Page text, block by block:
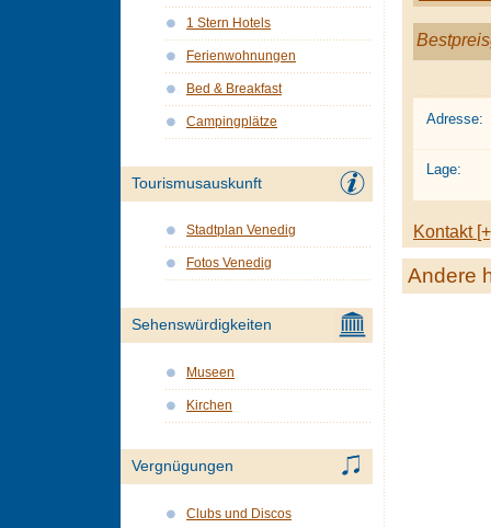
Adresse:
Lage:
Kontakt
Andere
1 Stern Hotels
Ferienwohnungen
Bed & Breakfast
Campingplätze
Tourismusauskunft
Stadtplan Venedig
Fotos Venedig
Sehenswürdigkeiten
Museen
Kirchen
Vergnügungen
Clubs und Discos